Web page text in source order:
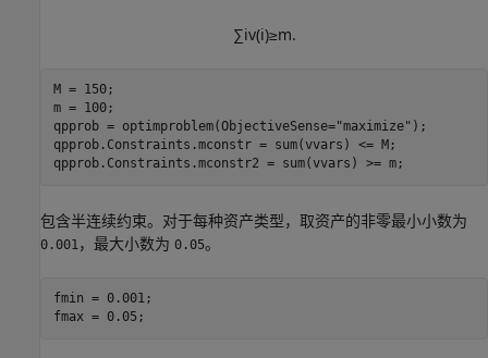
∑iv(i)≥m.
M = 150;
m = 100;
qpprob = optimproblem(ObjectiveSense="maximize" );
qpprob.Constraints.mconstr = sum(vvars) <= M;
qpprob.Constraints.mconstr2 = sum(vvars) >= m;
包含半连续约束。对于每种资产类型，取资产的非零最小小数为
0.001 ，最大小数为 0.05。
fmin = 0.001;
fmax = 0.05;